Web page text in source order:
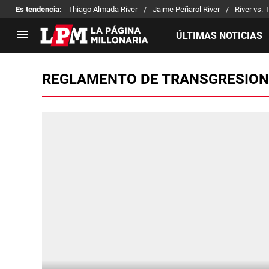
Es tendencia: Thiago Almada River Jaime Peñarol River River vs.
ÚLTIMAS NOTICIAS
LIGA PROFESIONAL
TORNEOS
REGLAMENTO DE